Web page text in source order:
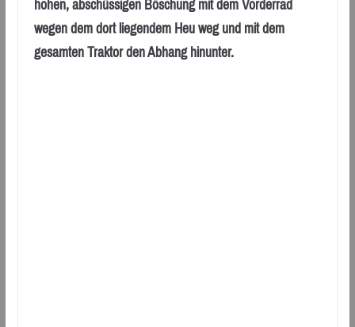
hohen, abschüssigen Böschung mit dem Vorderrad
wegen dem dort liegendem Heu weg und mit dem
gesamten Traktor den Abhang hinunter.